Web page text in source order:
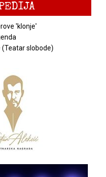
'klonje'
slobode)